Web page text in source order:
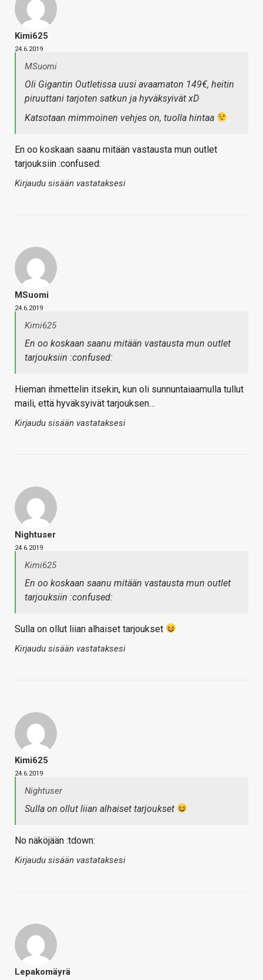
Kimi625
24.6.2019
MSuomi
Oli Gigantin Outletissa uusi avaamaton 149€, heitin
piruuttani tarjoten satkun ja hyväksyivät xD
Katsotaan mimmoinen vehjes on, tuolla hintaa
En oo koskaan saanu mitään vastausta mun outlet
tarjouksiin :confused:
Kirjaudu sisään vastataksesi
MSuomi
24.6.2019
Kimi625
En oo koskaan saanu mitään vastausta mun outlet
tarjouksiin :confused:
Hieman ihmettelin itsekin, kun oli sunnuntaiaamulla tullut
maili, että hyväksyivät tarjouksen…
Kirjaudu sisään vastataksesi
Nightuser
24.6.2019
Kimi625
En oo koskaan saanu mitään vastausta mun outlet
tarjouksiin :confused:
Sulla on ollut liian alhaiset tarjoukset
Kirjaudu sisään vastataksesi
Kimi625
24.6.2019
Nightuser
Sulla on ollut liian alhaiset tarjoukset
No näköjään :tdown:
Kirjaudu sisään vastataksesi
Lepakomäyrä